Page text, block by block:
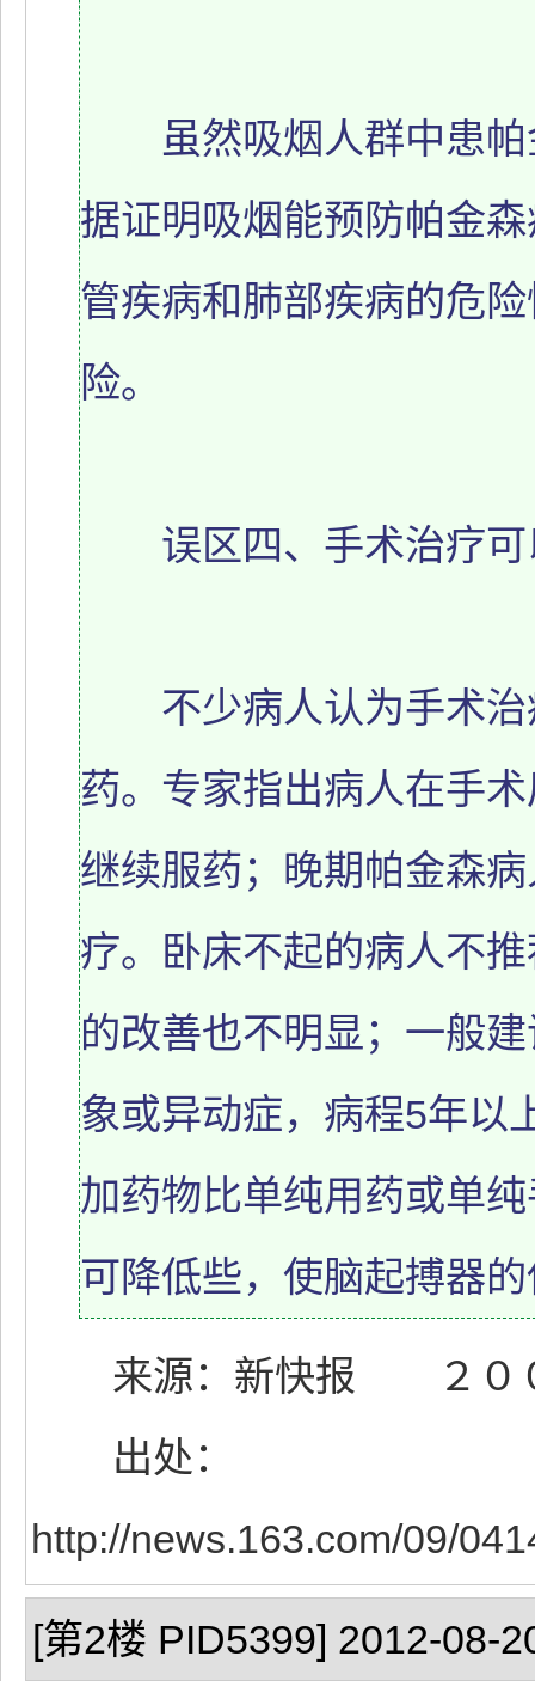
虽然吸烟人群中患帕
据证明吸烟能预防帕金
管疾病和肺部疾病的危
险。
误区四、手术治疗可
不少病人认为手术治
药。专家指出病人在手
继续服药；晚期帕金森
疗。卧床不起的病人不
的改善也不明显；一般
象或异动症，病程5年以
加药物比单纯用药或单
可降低些，使脑起搏器
来源：新快报 ２００
出处：
http://news.163.com/09/
[第2楼 PID5399] 2012-08-